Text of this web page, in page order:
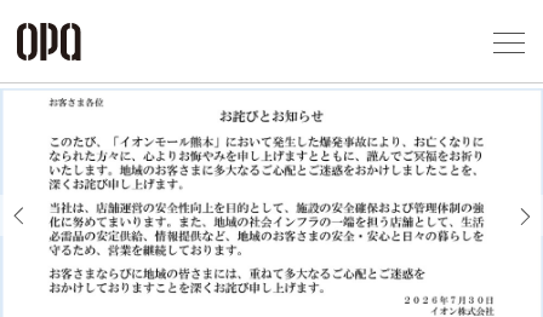
Previous
企業情報
お問い合わせ
プライバシ